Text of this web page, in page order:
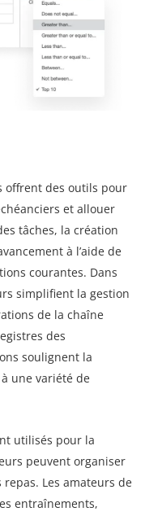
offrent des outils pour
et allouer
tâches, la création
à l’aide de
courantes. Dans
simplifient la gestion
de la chaîne
des
soulignent la
une variété de
utilisés pour la
peuvent organiser
repas. Les amateurs de
entraînements,